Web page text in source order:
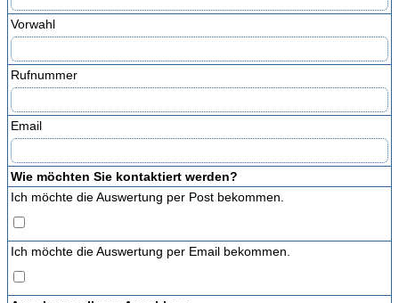
Vorwahl
Rufnummer
Email
Wie möchten Sie kontaktiert werden?
Ich möchte die Auswertung per Post bekommen.
Ich möchte die Auswertung per Email bekommen.